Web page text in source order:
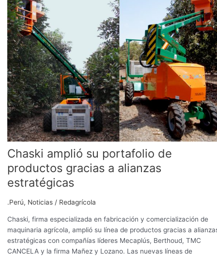
Chaski amplió su portafolio de
productos gracias a alianzas
estratégicas
.Perú, Noticias / Redagrícola
Chaski, firma especializada en fabricación y comercialización de
maquinaria agrícola, amplió su línea de productos gracias a
estratégicas con compañías líderes Mecaplús, Berthoud, TMC
CANCELA y la firma Mañez y Lozano. Las nuevas líneas de
su
portafolio
de
productos
gracias
a
alianzas
estratégicas